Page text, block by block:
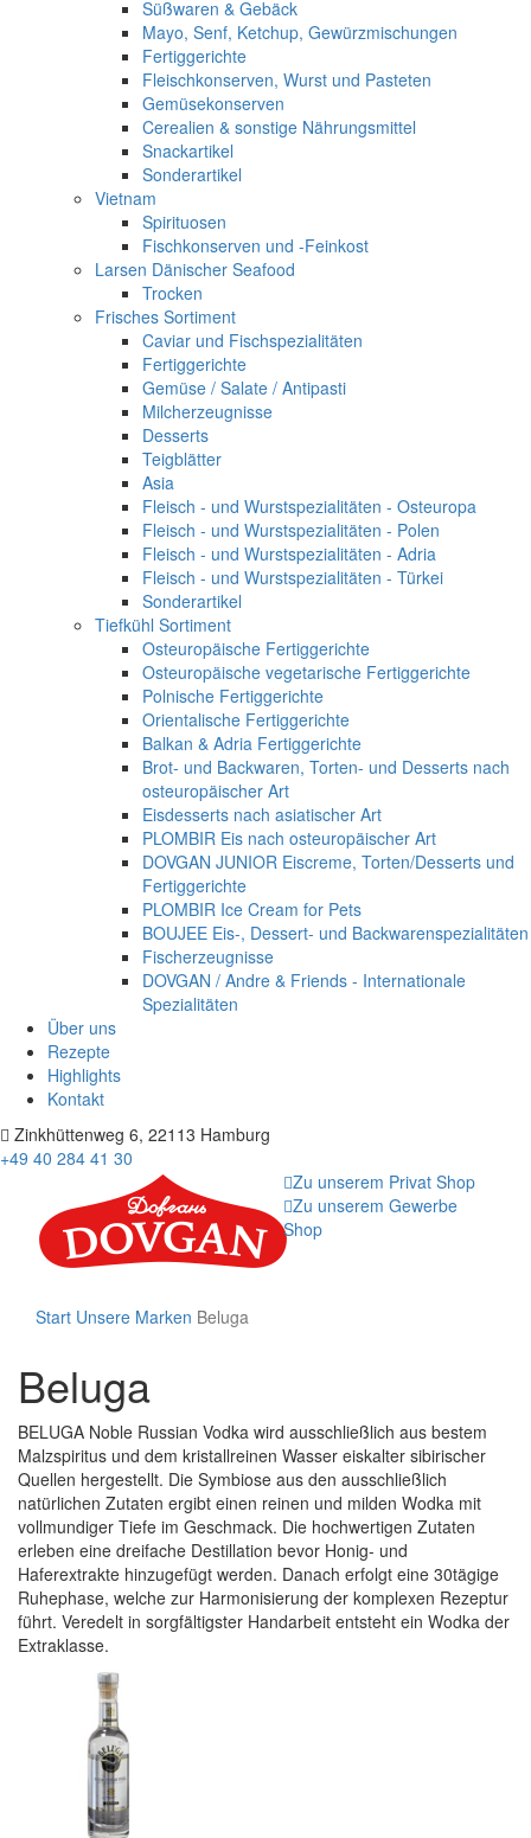
Süßwaren & Gebäck
Mayo, Senf, Ketchup, Gewürzmischungen
Fertiggerichte
Fleischkonserven, Wurst und Pasteten
Gemüsekonserven
Cerealien & sonstige Nährungsmittel
Snackartikel
Sonderartikel
Vietnam
Spirituosen
Fischkonserven und -Feinkost
Larsen Dänischer Seafood
Trocken
Frisches Sortiment
Caviar und Fischspezialitäten
Fertiggerichte
Gemüse / Salate / Antipasti
Milcherzeugnisse
Desserts
Teigblätter
Asia
Fleisch - und Wurstspezialitäten - Osteuropa
Fleisch - und Wurstspezialitäten - Polen
Fleisch - und Wurstspezialitäten - Adria
Fleisch - und Wurstspezialitäten - Türkei
Sonderartikel
Tiefkühl Sortiment
Osteuropäische Fertiggerichte
Osteuropäische vegetarische Fertiggerichte
Polnische Fertiggerichte
Orientalische Fertiggerichte
Balkan & Adria Fertiggerichte
Brot- und Backwaren, Torten- und Desserts nach
osteuropäischer Art
Eisdesserts nach asiatischer Art
PLOMBIR Eis nach osteuropäischer Art
DOVGAN JUNIOR Eiscreme, Torten/Desserts und
Fertiggerichte
PLOMBIR Ice Cream for Pets
BOUJEE Eis-, Dessert- und Backwarenspezialitäten
Fischerzeugnisse
DOVGAN / Andre & Friends - Internationale
Spezialitäten
Über uns
Rezepte
Highlights
Kontakt
Zinkhüttenweg 6, 22113 Hamburg
+49 40 284 41 30
Zu unserem Privat Shop
Zu unserem Gewerbe
Shop
Start Unsere Marken Beluga
Beluga
BELUGA Noble Russian Vodka wird ausschließlich aus bestem
Malzspiritus und dem kristallreinen Wasser eiskalter sibirischer
Quellen hergestellt. Die Symbiose aus den ausschließlich
natürlichen Zutaten ergibt einen reinen und milden Wodka mit
vollmundiger Tiefe im Geschmack. Die hochwertigen Zutaten
erleben eine dreifache Destillation bevor Honig- und
Haferextrakte hinzugefügt werden. Danach erfolgt eine 30tägige
Ruhephase, welche zur Harmonisierung der komplexen Rezeptur
führt. Veredelt in sorgfältigster Handarbeit entsteht ein Wodka der
Extraklasse.